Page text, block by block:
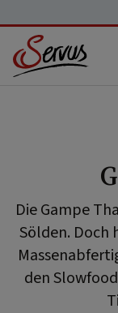
Die Gampe
Sölden. Doch
den